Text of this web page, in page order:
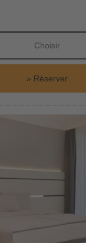
Choisir
Réserver